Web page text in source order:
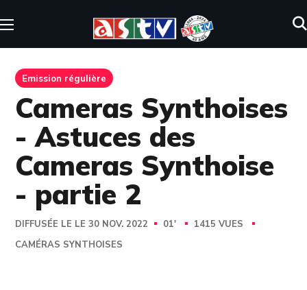
Emission régulière
Cameras Synthoises
- Astuces des
Cameras Synthoise
- partie 2
DIFFUSÉE LE LE 30 NOV. 2022 01'
1415 VUES
CAMÉRAS SYNTHOISES